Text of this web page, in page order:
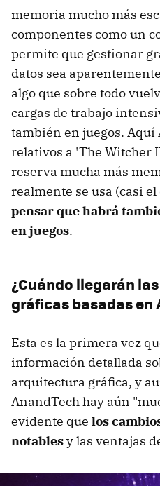
memoria mucho más
componentes como un
permite que gestionar
datos sea
algo que sobre todo
cargas de trabajo
también en juegos. Aquí
relativos a 'The Witcher
reserva mucha más
realmente se usa (casi
pensar que habrá
en juegos.
¿Cuándo llegarán
gráficas basadas en
Esta es la primera vez
información detallada
arquitectura gráfica, y
AnandTech hay aún
evidente que los
notablesy las ventajas